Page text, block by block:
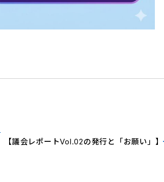
【議会レポートVol.02の発行と「お願い」】